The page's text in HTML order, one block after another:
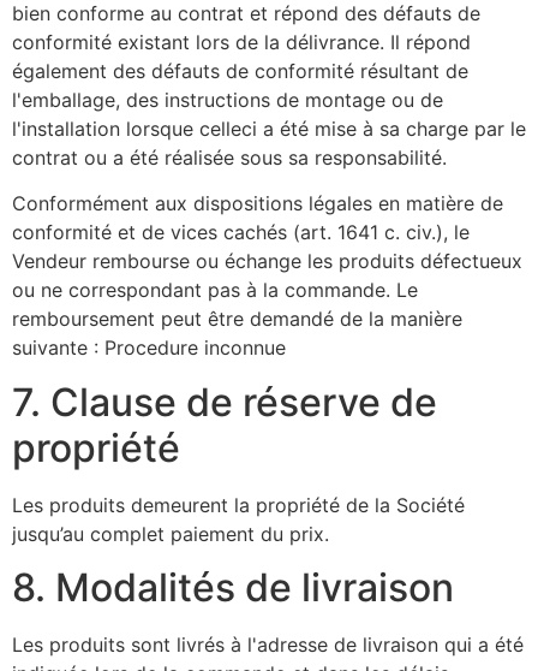
bien conforme au contrat et répond des défauts de
conformité existant lors de la délivrance. Il répond
également des défauts de conformité résultant de
l'emballage, des instructions de montage ou de
l'installation lorsque celleci a été mise à sa charge par le
contrat ou a été réalisée sous sa responsabilité.
Conformément aux dispositions légales en matière de
conformité et de vices cachés (art. 1641 c. civ.), le
Vendeur rembourse ou échange les produits défectueux
ou ne correspondant pas à la commande. Le
remboursement peut être demandé de la manière
suivante : Procedure inconnue
7. Clause de réserve de
propriété
Les produits demeurent la propriété de la Société
jusqu’au complet paiement du prix.
8. Modalités de livraison
Les produits sont livrés à l'adresse de livraison qui a été